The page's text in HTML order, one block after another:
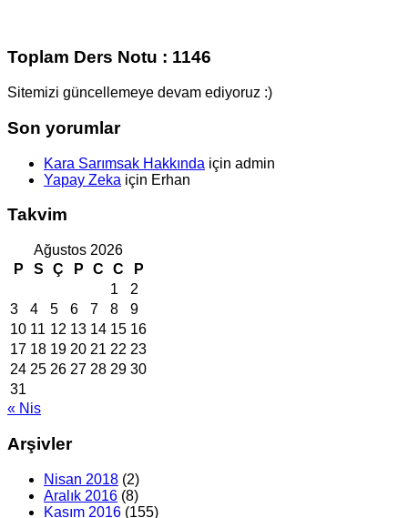
Toplam Ders Notu : 1146
Sitemizi güncellemeye devam ediyoruz :)
Son yorumlar
Kara Sarımsak Hakkında için admin
Yapay Zeka için Erhan
Takvim
Ağustos 2026
P
S Ç P C C
P
1
2
3
4 5 6 7 8
9
10 11 12 13 14 15 16
17 18 19 20 21 22 23
24 25 26 27 28 29 30
31
« Nis
Arşivler
Nisan 2018 (2)
Aralık 2016 (8)
Kasım 2016 (155)